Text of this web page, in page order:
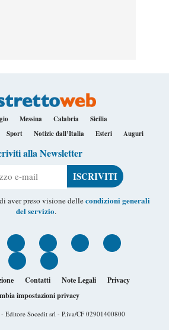
Messina Calabria
Sicilia
Sport Notizie dall’Italia Esteri Auguri
alla Newsletter
aver preso visione dellecondizioni generali
del servizio.
Contatti Note Legali
Privacy
impostazioni privacy
- Editore Socedit srl - P.iva/CF 02901400800